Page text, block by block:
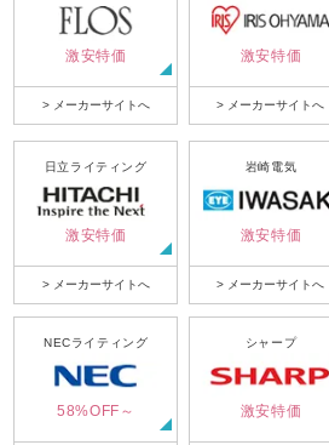
激安特価
> メーカーサイトへ
激安特価
> メーカーサイトへ
日立ライティング
激安特価
> メーカーサイトへ
岩崎電気
激安特価
> メーカーサイトへ
NECライティング
58%OFF～
シャープ
激安特価